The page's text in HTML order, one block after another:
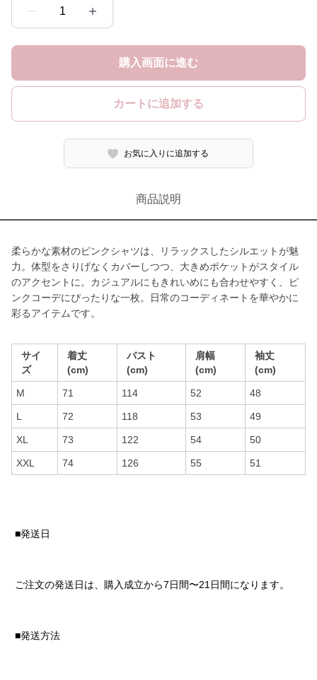
1
購入画面に進む
カートに追加する
お気に入りに追加する
商品説明
柔らかな素材のピンクシャツは、リラックスしたシルエットが魅
力。体型をさりげなくカバーしつつ、大きめポケットがスタイル
のアクセントに。カジュアルにもきれいめにも合わせやすく、ピ
ンクコーデにぴったりな一枚。日常のコーディネートを華やかに
彩るアイテムです。
サイ
ズ
着丈
(cm)
バスト
(cm)
肩幅
(cm)
袖丈
(cm)
M 71 114 52 48
L 72 118 53 49
XL 73 122 54 50
XXL 74 126 55 51
■発送日
ご注文の発送日は、購入成立から7日間〜21日間になります。
■発送方法